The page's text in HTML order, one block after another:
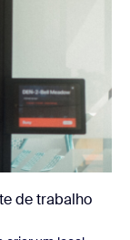
de trabalho